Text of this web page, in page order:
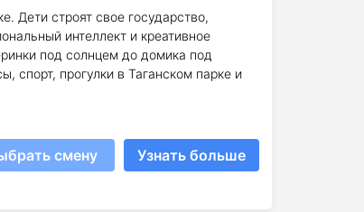
Дети строят свое государство,
интеллект и креативное
под солнцем до домика под
спорт, прогулки в Таганском парке и
смену Узнать больше